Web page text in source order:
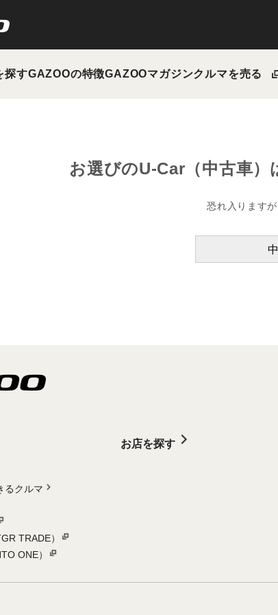
探すGAZOOの特徴GAZOOマガジンクルマを売る
お選びのU-Car（中古車）
恐れ入ります
るクルマ
TRADE）
ONE）
お店を探す